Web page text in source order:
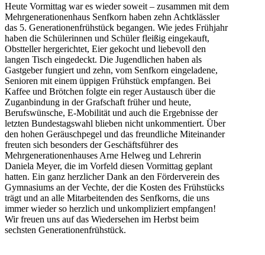
Heute Vormittag war es wieder soweit – zusammen mit dem
Mehrgenerationenhaus Senfkorn haben zehn Achtklässler
das 5. Generationenfrühstück begangen. Wie jedes Frühjahr
haben die Schülerinnen und Schüler fleißig eingekauft,
Obstteller hergerichtet, Eier gekocht und liebevoll den
langen Tisch eingedeckt. Die Jugendlichen haben als
Gastgeber fungiert und zehn, vom Senfkorn eingeladene,
Senioren mit einem üppigen Frühstück empfangen. Bei
Kaffee und Brötchen folgte ein reger Austausch über die
Zuganbindung in der Grafschaft früher und heute,
Berufswünsche, E-Mobilität und auch die Ergebnisse der
letzten Bundestagswahl blieben nicht unkommentiert. Über
den hohen Geräuschpegel und das freundliche Miteinander
freuten sich besonders der Geschäftsführer des
Mehrgenerationenhauses Arne Helweg und Lehrerin
Daniela Meyer, die im Vorfeld diesen Vormittag geplant
hatten. Ein ganz herzlicher Dank an den Förderverein des
Gymnasiums an der Vechte, der die Kosten des Frühstücks
trägt und an alle Mitarbeitenden des Senfkorns, die uns
immer wieder so herzlich und unkompliziert empfangen!
Wir freuen uns auf das Wiedersehen im Herbst beim
sechsten Generationenfrühstück.